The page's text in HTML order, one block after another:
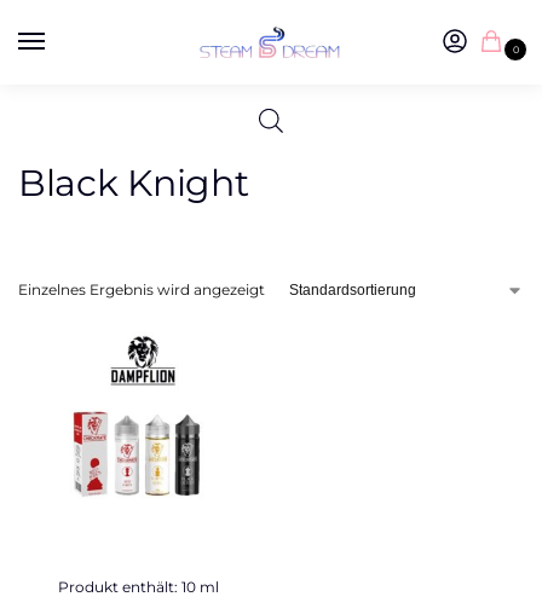
0
Black Knight
Einzelnes Ergebnis wird angezeigt
Produkt enthält: 10 ml